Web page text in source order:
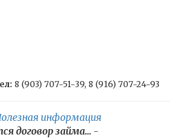
8 (903) 707-51-39, 8 (916) 707-24-93
информация
договор займа...-